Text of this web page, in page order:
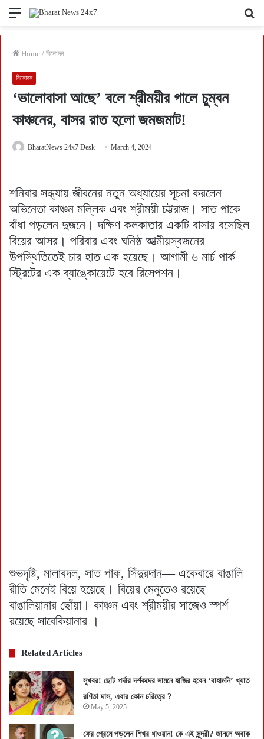
Menu
Home / বিনোদন
বিনোদন
‘ভালোবাসা আছে’ বলে শ্রীময়ীর গালে চুম্বন
কাঞ্চনের, বাসর রাত হলো জমজমাট!
BharatNews 24x7 Desk March 4, 2024
শনিবার সন্ধ্যায় জীবনের নতুন অধ্যায়ের সূচনা করলেন
অভিনেতা কাঞ্চন মল্লিক এবং শ্রীময়ী চট্টরাজ। সাত পাকে
বাঁধা পড়লেন দুজনে। দক্ষিণ কলকাতার একটি বাসায় বসেছিল
বিয়ের আসর। পরিবার এবং ঘনিষ্ঠ আত্মীয়স্বজনের
উপস্থিতিতেই চার হাত এক হয়েছে। আগামী ৬ মার্চ পার্ক
স্ট্রিটের এক ব্যাঙ্কোয়েটে হবে রিসেপশন।
শুভদৃষ্টি, মালাবদল, সাত পাক, সিঁদুরদান— একেবারে বাঙালি
রীতি মেনেই বিয়ে হয়েছে। বিয়ের মেনুতেও রয়েছে
বাঙালিয়ানার ছোঁয়া। কাঞ্চন এবং শ্রীময়ীর সাজেও স্পর্শ
রয়েছে সাবেকিয়ানার ।
Related Articles
সুখবর! ছোট পর্দার দর্শকদের সামনে হাজির হবেন ‘বাহামনি’ খ্যাত
রণিতা দাস, এবার কোন চরিত্রে ?
May 5, 2025
ফের প্রেমে পড়লেন শিখর ধাওয়ান! কে এই সুন্দরী? জানলে অবাক